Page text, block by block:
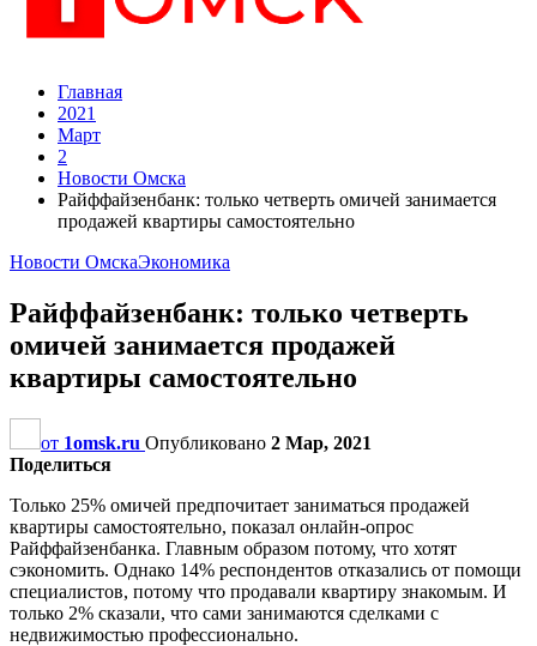
Главная
2021
Март
2
Новости Омска
Райффайзенбанк: только четверть омичей занимается
продажей квартиры самостоятельно
Новости ОмскаЭкономика
Райффайзенбанк: только четверть
омичей занимается продажей
квартиры самостоятельно
от 1omsk.ru Опубликовано 2 Мар, 2021
Поделиться
Только 25% омичей предпочитает заниматься продажей
квартиры самостоятельно, показал онлайн-опрос
Райффайзенбанка. Главным образом потому, что хотят
сэкономить. Однако 14% респондентов отказались от помощи
специалистов, потому что продавали квартиру знакомым. И
только 2% сказали, что сами занимаются сделками с
недвижимостью профессионально.